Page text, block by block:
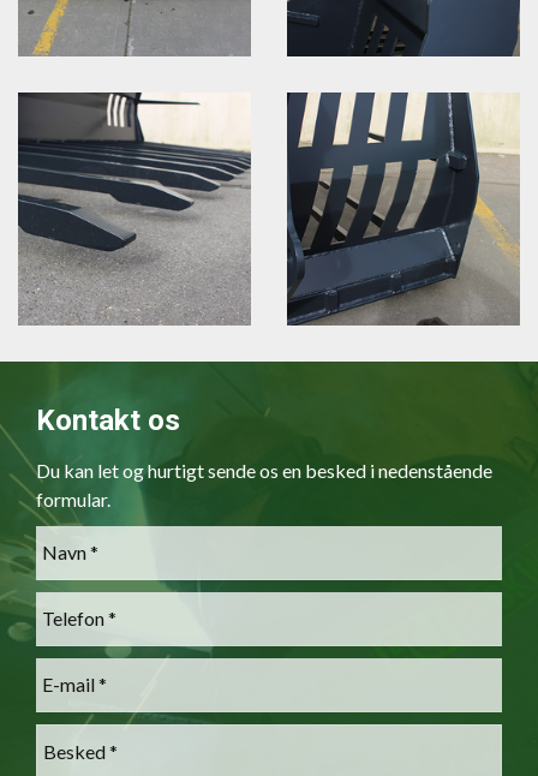
Kontakt os
Du kan let og hurtigt sende os en besked i nedenstående
formular.